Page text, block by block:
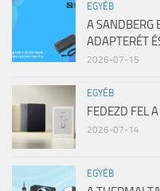
EGYÉB
A SANDBERG
ADAPTERÉT
2026-07-15
EGYÉB
FEDEZD FEL
2026-07-14
EGYÉB